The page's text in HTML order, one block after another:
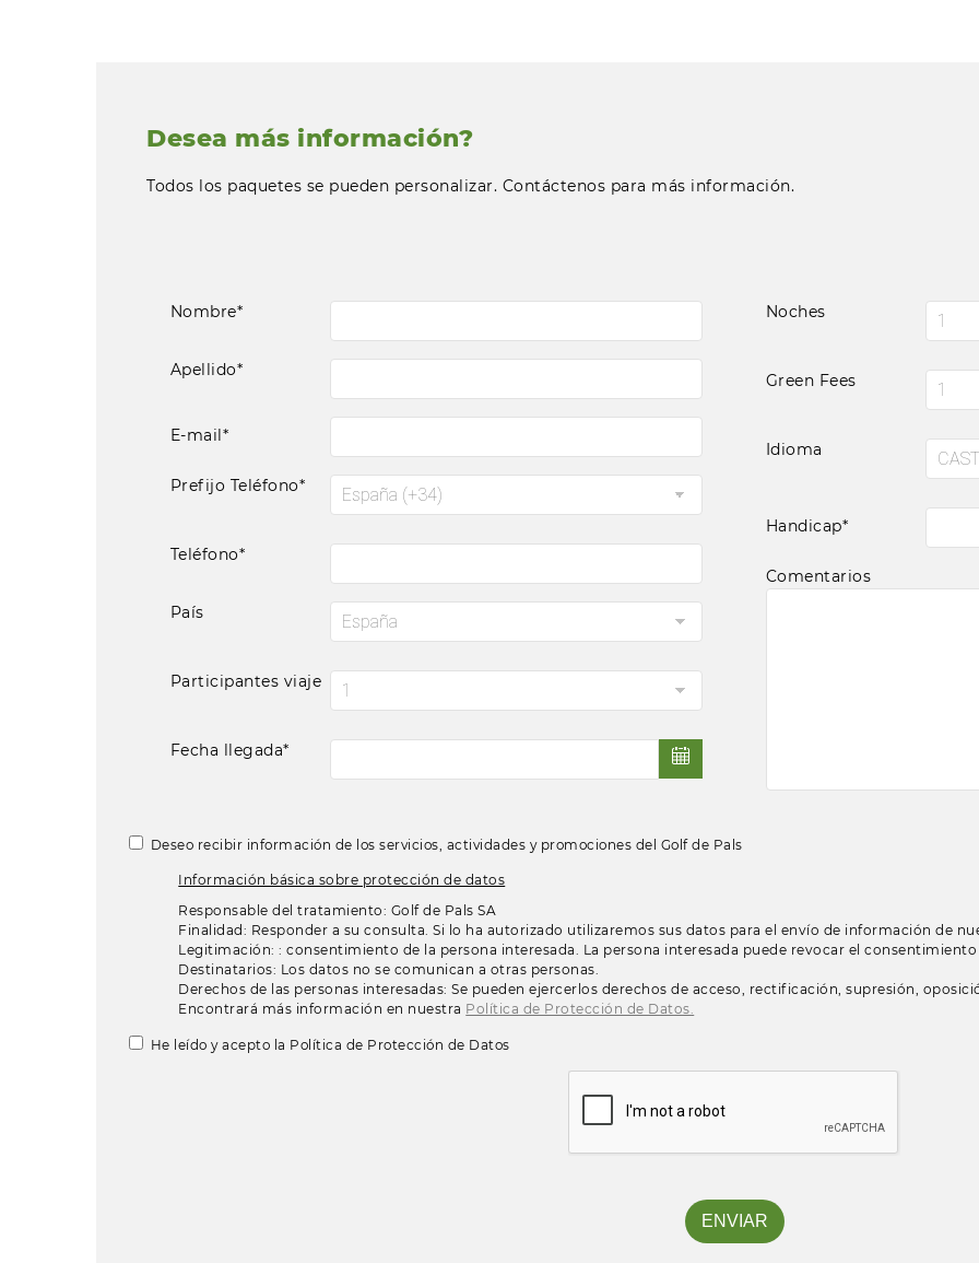
Desea más información?
Todos los paquetes se pueden personalizar. Contáctenos para más información.
Nombre*
Apellido*
E-mail*
Prefijo Teléfono*
Teléfono*
País
Participantes viaje
Fecha llegada*
Noches
Green Fees
Idioma
Handicap*
Comentarios
Deseo recibir información de los servicios, actividades y promociones del Golf de Pals
Información básica sobre protección de datos
Responsable del tratamiento: Golf de Pals SA
Finalidad: Responder a su consulta. Si lo ha autorizado utilizaremos sus datos para el envío de información de
Legitimación: : consentimiento de la persona interesada. La persona interesada puede revocar el
Destinatarios: Los datos no se comunican a otras personas.
Derechos de las personas interesadas: Se pueden ejercerlos derechos de acceso, rectificación, supresión,
Encontrará más información en nuestra Política de Protección de Datos.
He leído y acepto la Política de Protección de Datos